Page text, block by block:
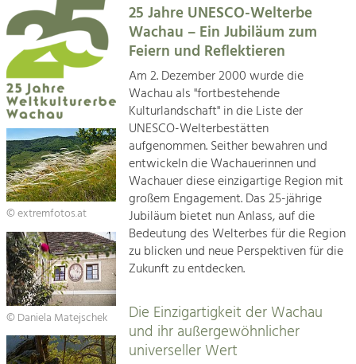
Impressum
Kontakt
Kunst & Kultur
Handwerk, Wissenschaft und Forschung.
Soziales, Bildung &
Identität
Gleichberechtigung, Jugend und
Integration
Mobilität & Energie
Klimawandel, öffentlicher Verkehr und
erneuerbare Energie
Wirtschaft
Steigerung regionaler Wertschöpfung
© extremfotos.at
© Daniela Matejschek
25 Jahre UNESCO-Welterbe
Wachau – Ein Jubiläum zum
Feiern und Reflektieren
Am 2. Dezember 2000 wurde die
Wachau als "fortbestehende
Kulturlandschaft" in die Liste der
UNESCO-Welterbestätten
aufgenommen. Seither bewahren und
entwickeln die Wachauerinnen und
Wachauer diese einzigartige Region mit
großem Engagement. Das 25-jährige
Jubiläum bietet nun Anlass, auf die
Bedeutung des Welterbes für die Region
zu blicken und neue Perspektiven für die
Zukunft zu entdecken.
Die Einzigartigkeit der Wachau
und ihr außergewöhnlicher
universeller Wert